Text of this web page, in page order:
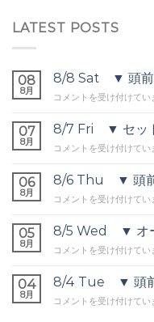
LATEST POSTS
08
8月
8/8 Sat ▼ 頭前
8/8
▼
頭
前
セ
ト
ー
バ
ヘ
ッ
ド
コメントを受け付けてい
07
8月
8/7 Fri ▼ セッ
8/7
▼
セ
ッ
オ
バ
ヘ
ッ
コメントを受け付けてい
06
8月
8/6 Thu ▼ 頭前
8/6
▼
頭
前
の
ネ
コメントを受け付けてい
05
8月
8/5 Wed ▼ オー
8/5
▼
オ
ー
コメントを受け付けてい
04
8月
8/4 Tue ▼ 頭前
8/4
コメントを受け付けてい